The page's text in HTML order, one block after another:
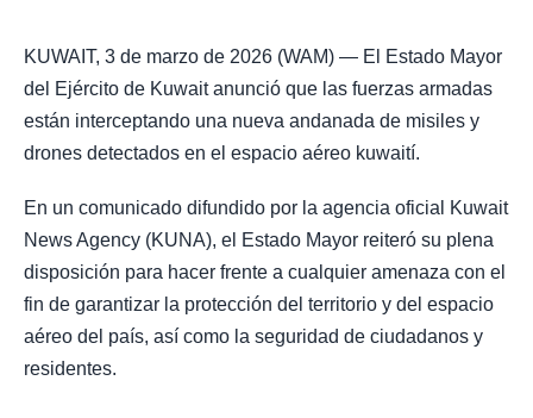
KUWAIT, 3 de marzo de 2026 (WAM) — El Estado Mayor
del Ejército de Kuwait anunció que las fuerzas armadas
están interceptando una nueva andanada de misiles y
drones detectados en el espacio aéreo kuwaití.
En un comunicado difundido por la agencia oficial Kuwait
News Agency (KUNA), el Estado Mayor reiteró su plena
disposición para hacer frente a cualquier amenaza con el
fin de garantizar la protección del territorio y del espacio
aéreo del país, así como la seguridad de ciudadanos y
residentes.